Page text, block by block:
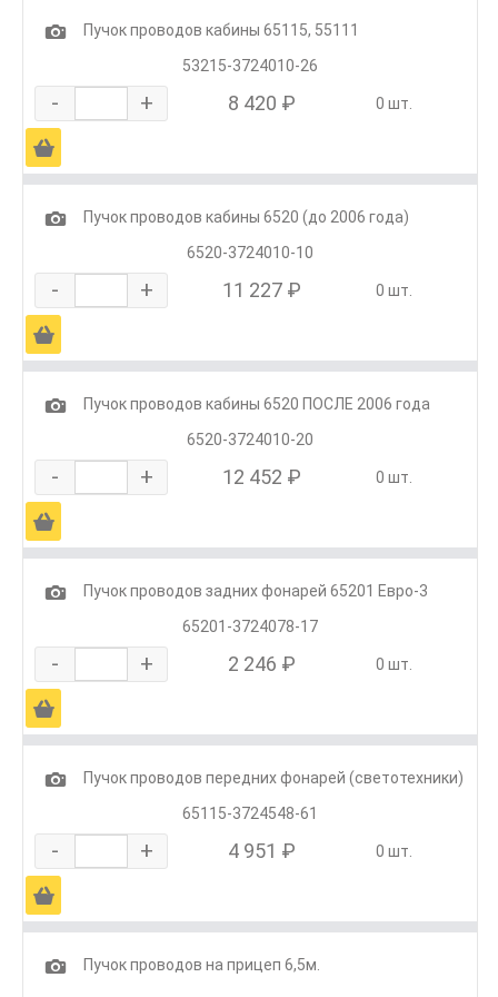
1
Пучок проводов кабины 65115, 55111
53215-3724010-26
- + 8 420 ₽ 0 шт.
Ä
1
Пучок проводов кабины 6520 (до 2006 года)
6520-3724010-10
- + 11 227 ₽ 0 шт.
Ä
1
Пучок проводов кабины 6520 ПОСЛЕ 2006 года
6520-3724010-20
- + 12 452 ₽ 0 шт.
Ä
1
Пучок проводов задних фонарей 65201 Евро-3
65201-3724078-17
- + 2 246 ₽ 0 шт.
Ä
1
Пучок проводов передних фонарей (светотехники)
65115-3724548-61
- + 4 951 ₽ 0 шт.
Ä
1
Пучок проводов на прицеп 6,5м.